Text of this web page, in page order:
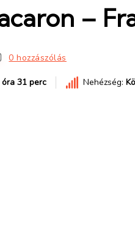
–
0 hozzászólás
óra 31 perc Nehézség: